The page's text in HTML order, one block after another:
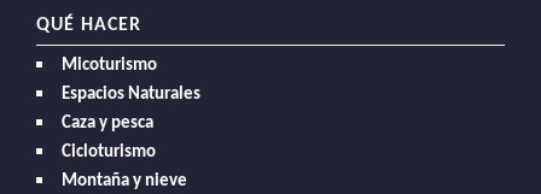
QUÉ HACER
Micoturismo
Espacios Naturales
Caza y pesca
Cicloturismo
Montaña y nieve